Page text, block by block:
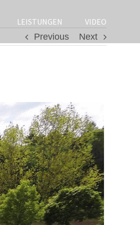
LEISTUNGEN
VIDEO
Previous
Next